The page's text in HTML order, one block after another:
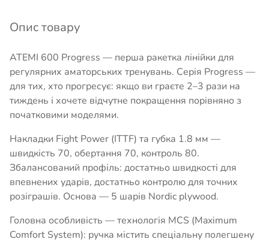
Опис товару
ATEMI 600 Progress — перша ракетка лінійки для
регулярних аматорських тренувань. Серія Progress —
для тих, хто прогресує: якщо ви граєте 2–3 рази на
тиждень і хочете відчутне покращення порівняно з
початковими моделями.
Накладки Fight Power (ITTF) та губка 1.8 мм —
швидкість 70, обертання 70, контроль 80.
Збалансований профіль: достатньо швидкості для
впевнених ударів, достатньо контролю для точних
розіграшів. Основа — 5 шарів Nordic plywood.
Головна особливість — технологія MCS (Maximum
Comfort System): ручка містить спеціальну полегшену